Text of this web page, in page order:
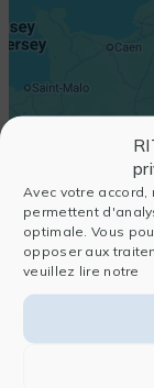
Avec votre
permettent
optimale. Vous
opposer aux
veuillez lire notre